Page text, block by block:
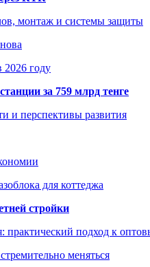
монтаж и системы защиты
2026 году
за 759 млрд тенге
и перспективы развития
для коттеджа
стройки
практический подход к
меняться